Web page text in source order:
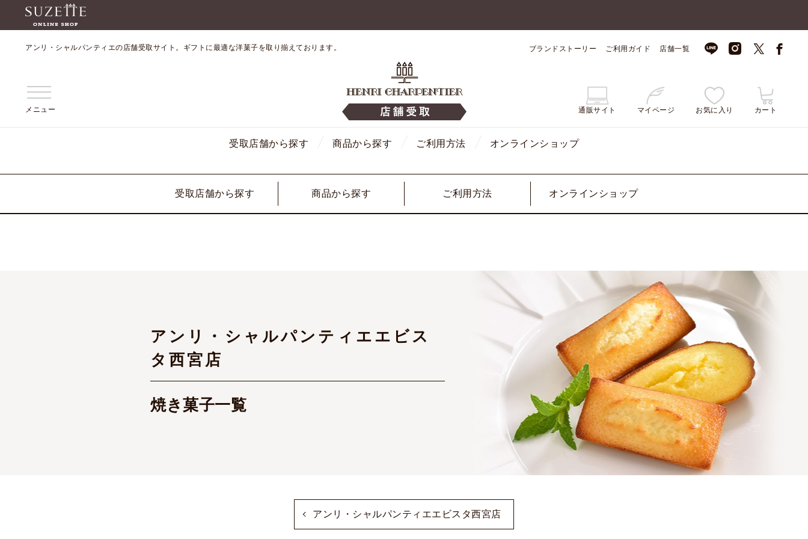
アンリ・シャルパンティエの店舗受取サイト。ギフトに最適な洋菓子を取り揃えております。 ブランドストーリー ご利用ガイド 店舗一覧
メニュー 通販サイト マイページ お気に入り カート
受取店舗から探す 商品から探す ご利用方法 オンラインショップ
受取店舗から探す 商品から探す ご利用方法 オンラインショップ
アンリ・シャルパンティエエビス
タ西宮店
焼き菓子一覧
アンリ・シャルパンティエエビスタ西宮店